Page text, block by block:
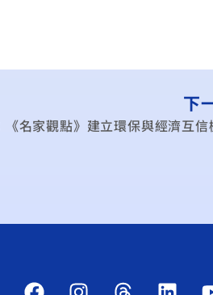
下
《名家觀點》建立環保與經濟互信